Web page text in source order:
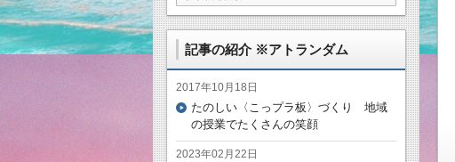
記事の紹介 ※アトランダム
2017年10月18日
たのしい〈こっプラ板〉づくり 地域
の授業でたくさんの笑顔
2023年02月22日